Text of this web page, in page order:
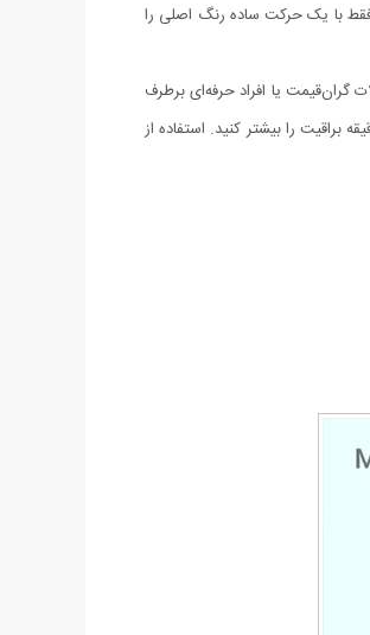
با یک حرکت ساده رنگ اصلی را
گران‌قیمت یا افراد حرفه‌ای برطرف
را بیشتر کنید. استفاده از